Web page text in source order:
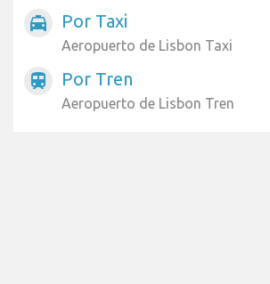
local_taxi Por Taxi
Aeropuerto de Lisbon Taxi
train Por Tren
Aeropuerto de Lisbon Tren